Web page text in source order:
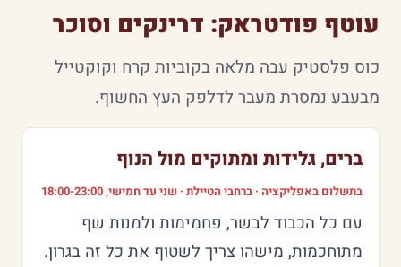
עוטף פודטראק: דרינקים וסוכר
כוס פלסטיק עבה מלאה בקוביות קרח וקוקטייל
מבעבע נמסרת מעבר לדלפק העץ החשוף.
ברים, גלידות ומתוקים מול הנוף
בתשלום באפליקציה · ברחבי הטיילת · שני עד חמישי, 18:00-23:00
עם כל הכבוד לבשר, פחמימות ולמנות שף
מתוחכמות, מישהו צריך לשטוף את כל זה בגרון.